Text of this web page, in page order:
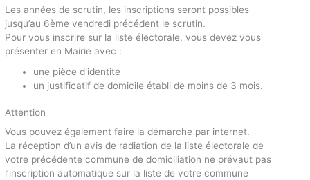
Les années de scrutin, les inscriptions seront possibles
jusqu’au 6ème vendredi précédent le scrutin.
Pour vous inscrire sur la liste électorale, vous devez vous
présenter en Mairie avec :
une pièce d’identité
un justificatif de domicile établi de moins de 3 mois.
Attention
Vous pouvez également faire la démarche par internet.
La réception d’un avis de radiation de la liste électorale de
votre précédente commune de domiciliation ne prévaut pas
l’inscription automatique sur la liste de votre commune